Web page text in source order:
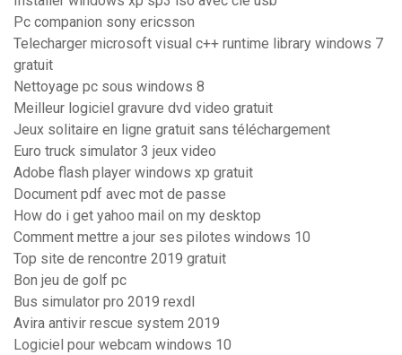
Pc companion sony ericsson
Telecharger microsoft visual c++ runtime library windows 7
gratuit
Nettoyage pc sous windows 8
Meilleur logiciel gravure dvd video gratuit
Jeux solitaire en ligne gratuit sans téléchargement
Euro truck simulator 3 jeux video
Adobe flash player windows xp gratuit
Document pdf avec mot de passe
How do i get yahoo mail on my desktop
Comment mettre a jour ses pilotes windows 10
Top site de rencontre 2019 gratuit
Bon jeu de golf pc
Bus simulator pro 2019 rexdl
Avira antivir rescue system 2019
Logiciel pour webcam windows 10